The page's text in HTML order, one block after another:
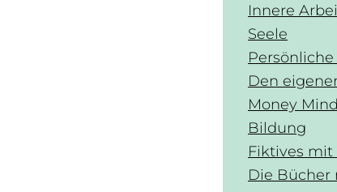
Innere
Seele
Den
Money
Bildung
Fiktives
Die Bücher